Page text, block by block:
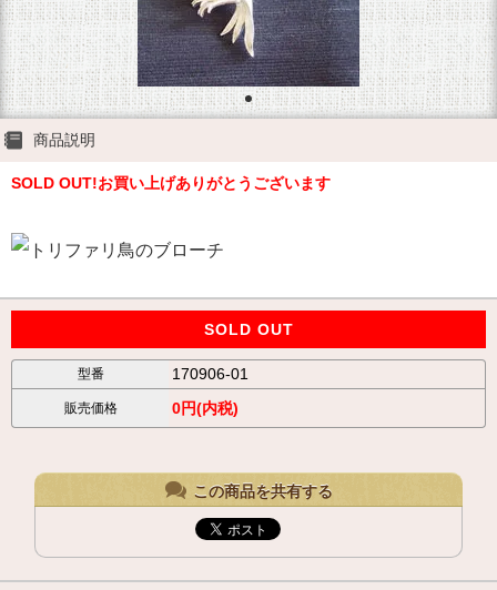
商品説明
SOLD OUT!お買い上げありがとうございます
SOLD OUT
型番 170906-01
販売価格 0円(内税)
この商品を共有する